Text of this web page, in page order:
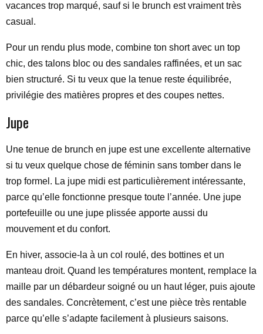
vacances trop marqué, sauf si le brunch est vraiment très
casual.
Pour un rendu plus mode, combine ton short avec un top
chic, des talons bloc ou des sandales raffinées, et un sac
bien structuré. Si tu veux que la tenue reste équilibrée,
privilégie des matières propres et des coupes nettes.
Jupe
Une tenue de brunch en jupe est une excellente alternative
si tu veux quelque chose de féminin sans tomber dans le
trop formel. La jupe midi est particulièrement intéressante,
parce qu’elle fonctionne presque toute l’année. Une jupe
portefeuille ou une jupe plissée apporte aussi du
mouvement et du confort.
En hiver, associe-la à un col roulé, des bottines et un
manteau droit. Quand les températures montent, remplace la
maille par un débardeur soigné ou un haut léger, puis ajoute
des sandales. Concrètement, c’est une pièce très rentable
parce qu’elle s’adapte facilement à plusieurs saisons.